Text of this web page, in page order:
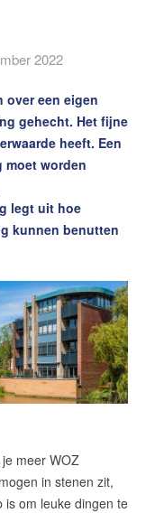
woningmarkt
Makelaars van
2022
over een eigen
gehecht. Het fijne
heeft. Een
moet worden
legt uit hoe
kunnen benutten
meer WOZ
in stenen zit,
is om leuke dingen te